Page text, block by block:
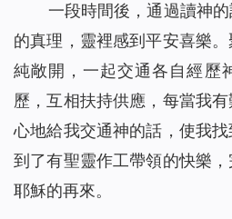
一段時間後，通過讀神
的真理，靈裡感到平安喜樂
純敞開，一起交通各自經歷
歷，互相扶持供應，每當我
心地給我交通神的話，使我
到了有聖靈作工帶領的快樂
耶穌的再來。